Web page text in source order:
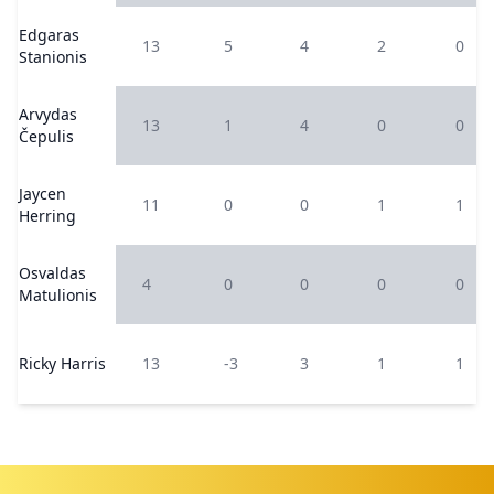
Edgaras
Stanionis
13 5 4 2 0
Arvydas
Čepulis
13 1 4 0 0
Jaycen
Herring
11 0 0 1 1
Osvaldas
Matulionis
4 0 0 0 0
Ricky Harris 13 -3 3 1 1